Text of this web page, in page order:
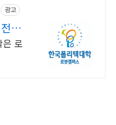
광고
국
로